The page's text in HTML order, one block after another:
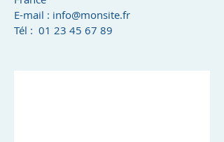
E-mail : info@monsite.fr
Tél : 01 23 45 67 89